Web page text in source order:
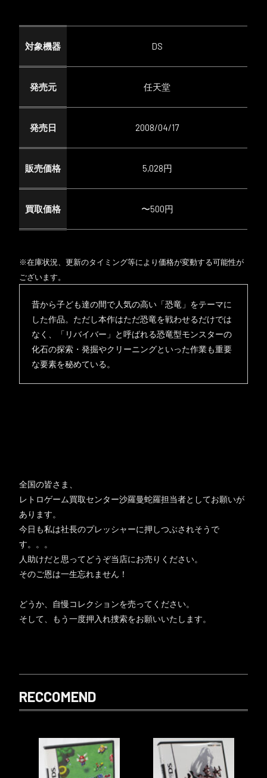
対象機器 DS
発売元 任天堂
発売日 2008/04/17
販売価格 5,028円
買取価格 〜500円
※在庫状況、更新のタイミング等により価格が変動する可能性が
ございます。
昔から子ども達の間で人気の高い「恐竜」をテーマに
した作品。ただし本作はただ恐竜を戦わせるだけでは
なく、「リバイバー」と呼ばれる恐竜型モンスターの
化石の探索・発掘やクリーニングといった作業も重要
な要素を秘めている。
全国の皆さま、
レトロゲーム買取センター沙羅曼蛇羅担当者としてお願いが
あります。
今日も私は社長のプレッシャーに押しつぶされそうで
す。。。
人助けだと思ってどうぞ当店にお売りください。
そのご恩は一生忘れません！
どうか、自慢コレクションを売ってください。
そして、もう一度押入れ捜索をお願いいたします。
RECCOMEND